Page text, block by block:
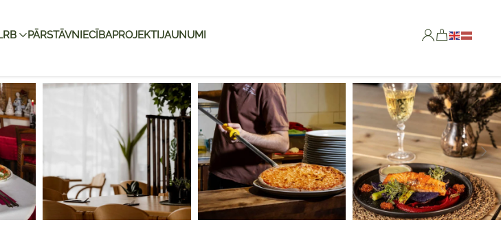
PĀRSTĀVNIECĪBAPROJEKTIJAUNUMI